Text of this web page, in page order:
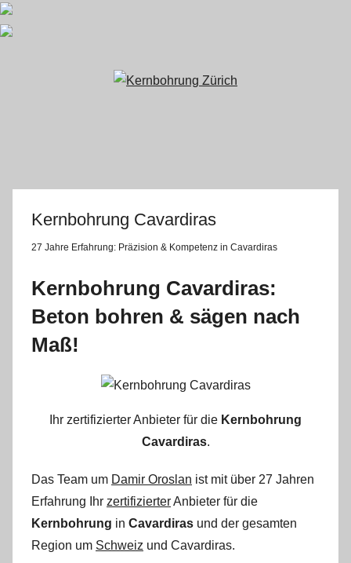
Kernbohrung Cavardiras
27 Jahre Erfahrung: Präzision & Kompetenz in Cavardiras
Kernbohrung Cavardiras:
Beton bohren & sägen nach
Maß!
Ihr zertifizierter Anbieter für die Kernbohrung
Cavardiras.
Das Team um Damir Oroslan ist mit über 27 Jahren
Erfahrung Ihr zertifizierterAnbieter für die
Kernbohrung in Cavardiras und der gesamten
Region um Schweiz und Cavardiras.